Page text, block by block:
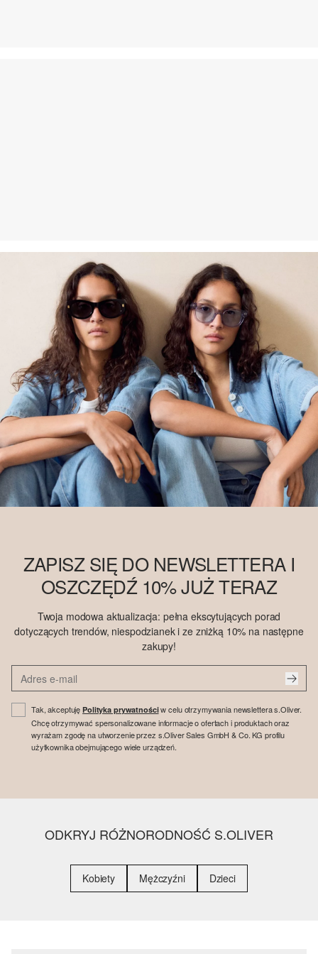
ZAPISZ SIĘ DO NEWSLETTERA I
OSZCZĘDŹ 10% JUŻ TERAZ
Twoja modowa aktualizacja: pełna ekscytujących porad
dotyczących trendów, niespodzianek i ze zniżką 10% na następne
zakupy!
Tak, akceptujęPolityka prywatnościw celu otrzymywania newslettera s.Oliver.
Chcę otrzymywać spersonalizowane informacje o ofertach i produktach oraz
wyrażam zgodę na utworzenie przez s.Oliver Sales GmbH & Co. KG profilu
użytkownika obejmującego wiele urządzeń.
ODKRYJ RÓŻNORODNOŚĆ S.OLIVER
Kobiety Mężczyźni Dzieci